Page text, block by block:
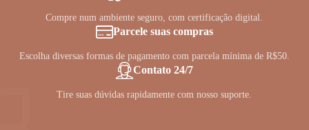
Compre num ambiente seguro, com certificação digital.
Parcele suas compras
Escolha diversas formas de pagamento com parcela mínima de R$50.
Contato 24/7
Tire suas dúvidas rapidamente com nosso suporte.